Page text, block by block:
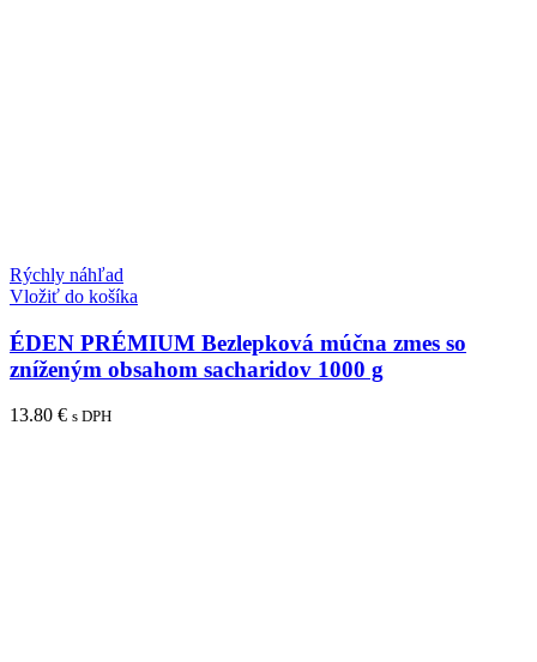
Rýchly náhľad
Vložiť do košíka
ÉDEN PRÉMIUM Bezlepková múčna zmes so
zníženým obsahom sacharidov 1000 g
13.80 € s DPH